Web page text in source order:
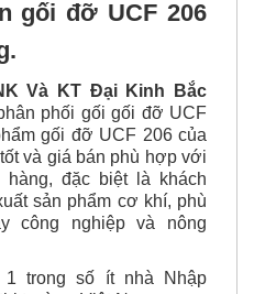
Và KT Đại Kinh Bắc
phối gối gối đỡ UCF
gối đỡ UCF 206 của
và giá bán phù hợp với
đặc biệt là khách
sản phẩm cơ khí, phù
công nghiệp và nông
trong số ít nhà Nhập
trường Việt Nam.